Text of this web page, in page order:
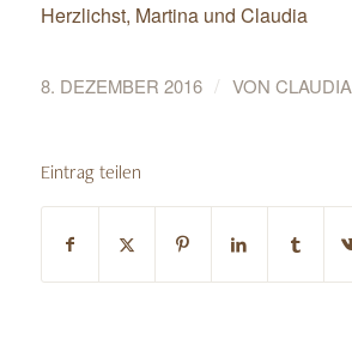
Herzlichst, Martina und Claudia
8. DEZEMBER 2016 / VON CLAUDIA
Eintrag teilen